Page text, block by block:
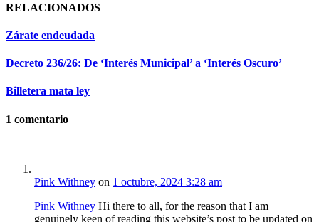
RELACIONADOS
Zárate endeudada
Decreto 236/26: De ‘Interés Municipal’ a ‘Interés Oscuro’
Billetera mata ley
1 comentario
Pink Withney on 1 octubre, 2024 3:28 am
Pink Withney Hi there to all, for the reason that I am
genuinely keen of reading this website’s post to be updated on